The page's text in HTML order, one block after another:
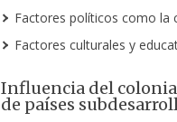
Factores políticos como la
Factores culturales y
Influencia del
de países